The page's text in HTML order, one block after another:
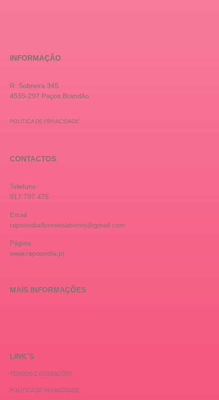
INFORMAÇÃO
R. Sobreira 345
4535-297 Paços Brandão
POLÍTICA DE PRIVACIDADE
CONTACTOS
Telefone
917 797 475
Email
raposodiafloresesabores@gmail.com
Página
www.raposodia.pt
MAIS INFORMAÇÕES
LINK´S
TERMOS E CONDIÇÕES
POLÍTICA DE PRIVACIDADE